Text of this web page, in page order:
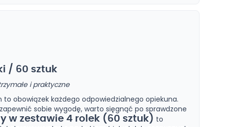
/ 60 sztuk
i praktyczne
obowiązek każdego odpowiedzialnego opiekuna.
sobie wygodę, warto sięgnąć po sprawdzone
w zestawie 4 rolek (60 sztuk) to